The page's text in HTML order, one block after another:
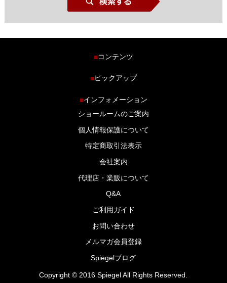
■コンテンツ
商品ラインナップ
ブログ
■ピックアップ
■インフォメーション
ショールームのご案内
個人情報保護について
特定商取引法表示
会社案内
代理店・業販について
Q&A
ご利用ガイド
お問い合わせ
メルマガ会員登録
Spiegelブログ
Copyright © 2016 Spiegel All Rights Reserved.